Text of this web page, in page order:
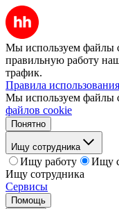
Мы используем файлы
правильную работу
трафик.
Правила
Мы используем файлы
файлов cookie
Понятно
Ищу сотрудника
Ищу работу
Ищу
Ищу сотрудника
Сервисы
Помощь